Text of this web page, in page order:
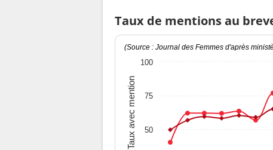
Taux de mentions au
Taux avec mention
(Source : Journal des Femmes d'après
100
50
75